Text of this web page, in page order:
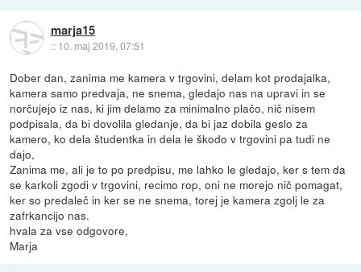
marja15
:: 10. maj 2019, 07:51
Dober dan, zanima me kamera v trgovini, delam kot prodajalka,
kamera samo predvaja, ne snema, gledajo nas na upravi in se
norčujejo iz nas, ki jim delamo za minimalno plačo, nič nisem
podpisala, da bi dovolila gledanje, da bi jaz dobila geslo za
kamero, ko dela študentka in dela le škodo v trgovini pa tudi ne
dajo,
Zanima me, ali je to po predpisu, me lahko le gledajo, ker s tem da
se karkoli zgodi v trgovini, recimo rop, oni ne morejo nič pomagat,
ker so predaleč in ker se ne snema, torej je kamera zgolj le za
zafrkancijo nas.
hvala za vse odgovore,
Marja